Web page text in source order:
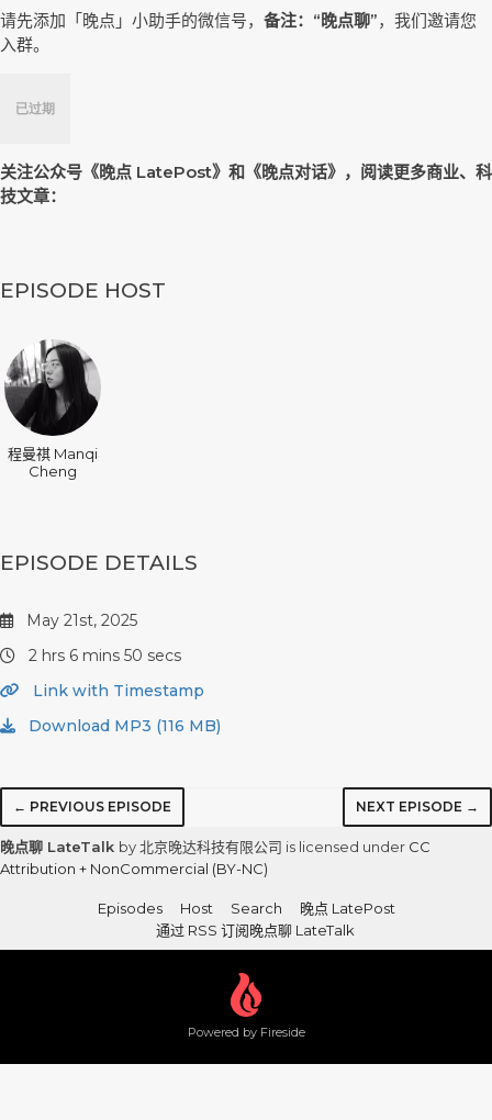
请先添加「晚点」小助手的微信号， 备注：“晚点聊”，我们邀请您
入群。
关注公众号《晚点 LatePost》和《晚点对话》，阅读更多商业、科
技文章：
EPISODE HOST
程曼祺 Manqi
Cheng
EPISODE DETAILS
May 21st, 2025
2 hrs 6 mins 50 secs
Link with Timestamp
Download MP3 (116 MB)
← PREVIOUS EPISODE NEXT EPISODE →
晚点聊 LateTalk by 北京晚达科技有限公司 is licensed under CC
Attribution + NonCommercial (BY-NC)
Episodes Host Search
晚点 LatePost
通过 RSS 订阅晚点聊 LateTalk
Powered by Fireside